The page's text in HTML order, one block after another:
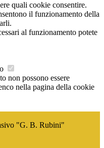
quali cookie consentire.
il funzionamento della
al funzionamento potete
non possono essere
nella pagina della cookie
"G. B. Rubini"